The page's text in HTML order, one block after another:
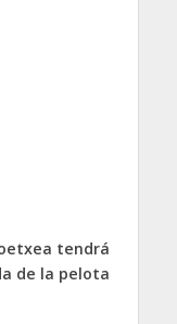
tendrá
de la pelota